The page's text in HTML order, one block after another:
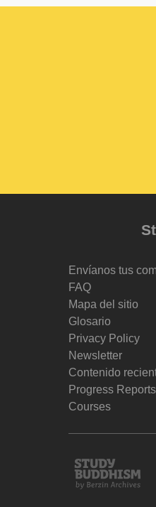
Envíanos tus
FAQ
Mapa del sitio
Glosario
Privacy Policy
Newsletter
Contenido
Progress Reports
Courses
Study
Buddhism